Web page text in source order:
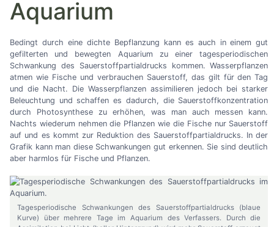
Aquarium
Bedingt durch eine dichte Bepflanzung kann es auch in einem gut
gefilterten und bewegten Aquarium zu einer tagesperiodischen
Schwankung des Sauerstoffpartialdrucks kommen. Wasserpflanzen
atmen wie Fische und verbrauchen Sauerstoff, das gilt für den Tag
und die Nacht. Die Wasserpflanzen assimilieren jedoch bei starker
Beleuchtung und schaffen es dadurch, die Sauerstoffkonzentration
durch Photosynthese zu erhöhen, was man auch messen kann.
Nachts wiederum nehmen die Pflanzen wie die Fische nur Sauerstoff
auf und es kommt zur Reduktion des Sauerstoffpartialdrucks. In der
Grafik kann man diese Schwankungen gut erkennen. Sie sind deutlich
aber harmlos für Fische und Pflanzen.
Tagesperiodische Schwankungen des Sauerstoffpartialdrucks (blaue
Kurve) über mehrere Tage im Aquarium des Verfassers. Durch die